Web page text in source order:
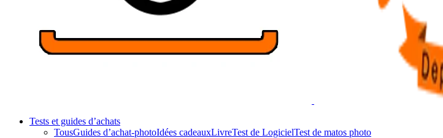
Tests et guides d’achats
TousGuides d’achat-photoIdées cadeauxLivreTest de LogicielTest de matos photo